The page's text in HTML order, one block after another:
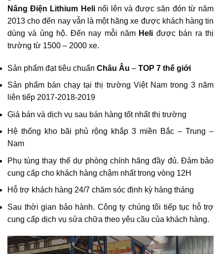
Nâng Điện Lithium Helinổi lên và được săn đón từ năm
2013 cho đến nay vẫn là một hãng xe được khách hàng tin
dùng và ủng hộ. Đến nay mỗi nămHeli được bán ra thị
trường từ 1500 – 2000 xe.
Sản phẩm đạt tiêu chuẩn Châu Âu – TOP 7 thế giới
Sản phẩm bán chạy tại thị trường Việt Nam trong 3 năm
liên tiếp 2017-2018-2019
Giá bán và dịch vụ sau bán hàng tốt nhất thị trường
Hệ thống kho bãi phủ rộng khắp 3 miền Bắc – Trung –
Nam
Phụ tùng thay thế dự phòng chính hãng đầy đủ. Đảm bảo
cung cấp cho khách hàng chậm nhất trong vòng 12H
Hỗ trợ khách hàng 24/7 chăm sóc định kỳ hàng tháng
Sau thời gian bảo hành. Công ty chúng tôi tiếp tục hỗ trợ
cung cấp dịch vụ sửa chữa theo yêu cầu của khách hàng.